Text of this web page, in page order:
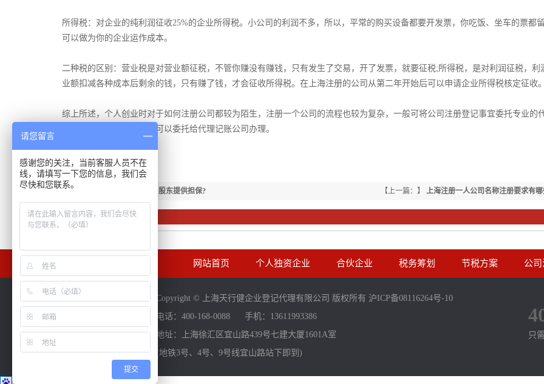
所得税：对企业的纯利润征收25%的企业所得税。小公司的利润不多，所以，平常的购买设备都要开发票，你吃饭、坐车的票都留
可以做为你的企业运作成本。­
二种税的区别：营业税是对营业额征税，不管你赚没有赚钱，只有发生了交易，开了发票，就要征税;所得税，是对利润征税，利
业额扣减各种成本后剩余的钱，只有赚了钱，才会征收所得税。­在上海注册的公司从第二年开始后可以申请企业所得税核定征收。
综上所述，个人创业时对于如何注册公司都较为陌生，注册一个公司的流程也较为复杂，一般可将公司注册登记事宜委托专业的
办理，小公司的财务税务可以委托给代理记账公司办理。
【上一篇：】 上海注册一人公司名称注册要求有哪
【下一篇：】 一人公司能否为股东提供担保?
相关资讯
网站首页 个人独资企业 合伙企业 税务筹划 节税方案 公司
Copyright © 上海天行健企业登记代理有限公司 版权所有 沪ICP备08116264号-10
电话：400-168-0088
手机：13611993386
地址：上海徐汇区宜山路439号七建大厦1601A室
(地铁3号、4号、9号线宜山路站下即到)
只
请您留言
感谢您的关注，当前客服人员不在
线，请填写一下您的信息，我们会
尽快和您联系。
提交